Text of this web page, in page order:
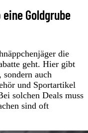
Goldgrube
die
geht. Hier gibt
auch
und Sportartikel
solchen Deals muss
sind oft